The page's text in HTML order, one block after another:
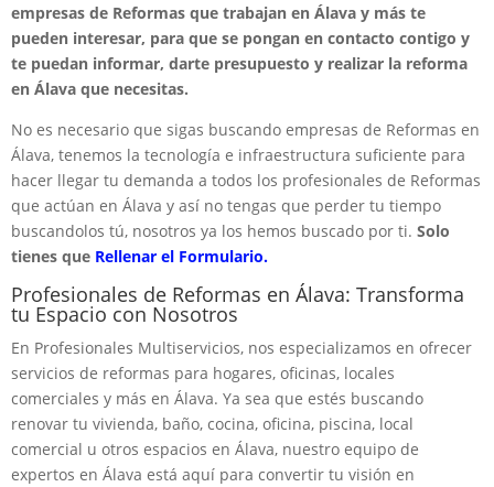
empresas de Reformas que trabajan en Álava y más te
pueden interesar, para que se pongan en contacto contigo y
te puedan informar, darte presupuesto y realizar la reforma
en Álava que necesitas.
No es necesario que sigas buscando empresas de Reformas en
Álava, tenemos la tecnología e infraestructura suficiente para
hacer llegar tu demanda a todos los profesionales de Reformas
que actúan en Álava y así no tengas que perder tu tiempo
buscandolos tú, nosotros ya los hemos buscado por ti. Solo
tienes que Rellenar el Formulario.
Profesionales de Reformas en Álava: Transforma
tu Espacio con Nosotros
En Profesionales Multiservicios, nos especializamos en ofrecer
servicios de reformas para hogares, oficinas, locales
comerciales y más en Álava. Ya sea que estés buscando
renovar tu vivienda, baño, cocina, oficina, piscina, local
comercial u otros espacios en Álava, nuestro equipo de
expertos en Álava está aquí para convertir tu visión en